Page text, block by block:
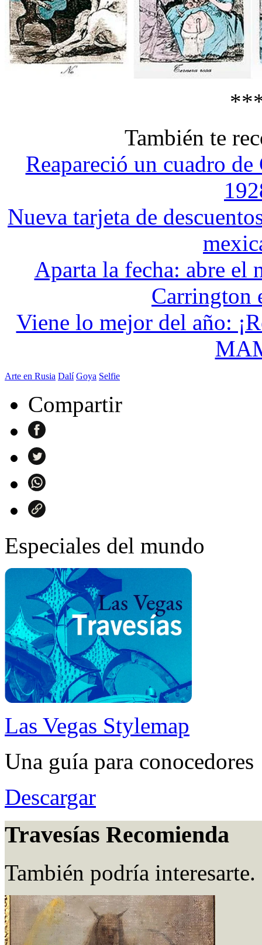
También te
Reapareció un cuadro
Nueva tarjeta de
Aparta la fecha: abre el
Carrington
Viene lo mejor del año:
Arte en Rusia Dalí Goya Selfie
Compartir
Especiales del mundo
Las Vegas Stylemap
Una guía para conocedores
Descargar
Travesías Recomienda
También podría interesarte.